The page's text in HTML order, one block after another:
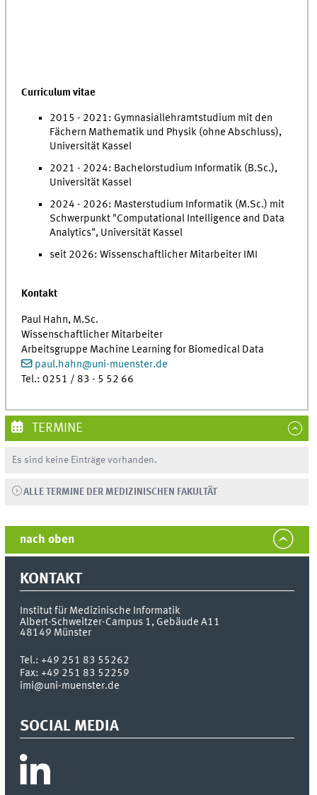
Curriculum vitae
2015 - 2021: Gymnasiallehramtstudium mit den
Fächern Mathematik und Physik (ohne Abschluss),
Universität Kassel
2021 - 2024: Bachelorstudium Informatik (B.Sc.),
Universität Kassel
2024 - 2026: Masterstudium Informatik (M.Sc.) mit
Schwerpunkt "Computational Intelligence and Data
Analytics", Universität Kassel
seit 2026: Wissenschaftlicher Mitarbeiter IMI
Kontakt
Paul Hahn, M.Sc.
Wissenschaftlicher Mitarbeiter
Arbeitsgruppe Machine Learning for Biomedical Data
paul.hahn@uni-muenster.de
Tel.: 0251 / 83 - 5 52 66
TERMINE
Es sind keine Einträge vorhanden.
ALLE TERMINE DER MEDIZINISCHEN FAKULTÄT
nach oben
KONTAKT
Institut für Medizinische Informatik
Albert-Schweitzer-Campus 1, Gebäude A11
48149 Münster
Tel.:+49 251 83 55262
Fax:+49 251 83 52259
imi@uni-muenster.de
SOCIAL MEDIA